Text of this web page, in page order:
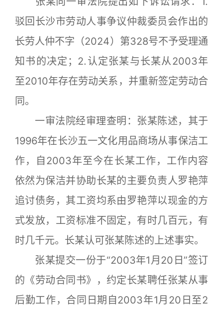
驳回长沙市劳动人事争议仲裁委员会作出的
长劳人仲不字（2024）第328号不予受理通
知书的决定；2.认定张某与长某从2003年
至2010年存在劳动关系，并重新签定劳动合
同。
一审法院经审理查明：张某陈述，其于
1996年在长沙五一文化用品商场从事保洁工
作，自2003年至今在长某工作，工作内容
依然为保洁并协助长某的主要负责人罗艳萍
追讨债务，其工资均系由罗艳萍以现金的方
式发放，工资标准不固定，有时几百元，有
时几千元。长某认可张某陈述的上述事实。
张某提交一份于“2003年1月20日”签订
的《劳动合同书》，约定长某聘任张某从事
后勤工作，合同日期自2003年1月20日至2